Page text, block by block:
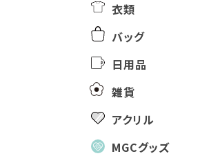
衣類
バッグ
日用品
雑貨
アクリル
MGCグッズ